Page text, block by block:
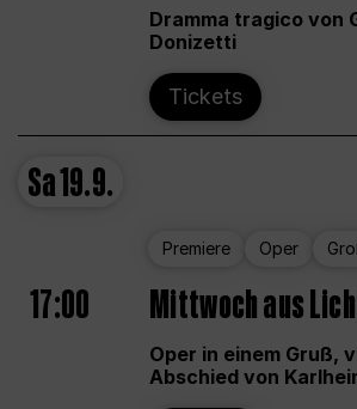
Dramma tragico von
Donizetti
Tickets
Sa19.9.
Premiere Oper
17:00 Mittwoch aus
Oper in einem Gruß,
Abschied von